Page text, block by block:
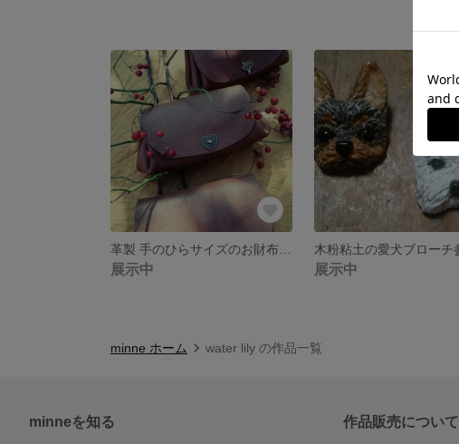
展示中 展示中
minne ホーム water lily の作品一覧
minneを知る 作品販売について